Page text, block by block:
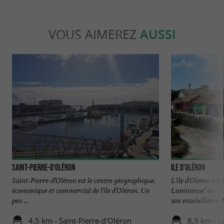
VOUS AIMEREZ AUSSI
Saint-Pierre-d'Oléron
Saint-Pierre-d’Oléron est le centre géographique,
économique et commercial de l’île d’Oléron. Un
peu ...
4,5 km - Saint-Pierre-d'Oléron
Ile d’Oléron
L'île d'Oléron est
Lumineuse" ou
son
8,9 km -